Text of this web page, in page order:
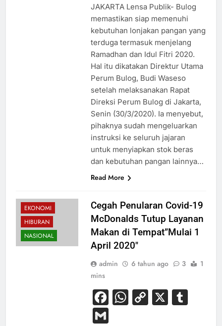
JAKARTA Lensa Publik- Bulog
memastikan siap memenuhi
kebutuhan lonjakan pangan yang
terduga termasuk menjelang
Ramadhan dan Idul Fitri 2020.
Hal itu dikatakan Direktur Utama
Perum Bulog, Budi Waseso
setelah melaksanakan Rapat
Direksi Perum Bulog di Jakarta,
Senin (30/3/2020). Ia menyebut,
pihaknya sudah mengeluarkan
instruksi ke seluruh jajaran
untuk menyiapkan stok beras
dan kebutuhan pangan lainnya…
Read More
EKONOMI
HIBURAN
NASIONAL
Cegah Penularan Covid-19
McDonalds Tutup Layanan
Makan di Tempat”Mulai 1
April 2020″
admin 6 tahun ago 3
1
mins
Facebook
WhatsApp
Copy
X
Gmail